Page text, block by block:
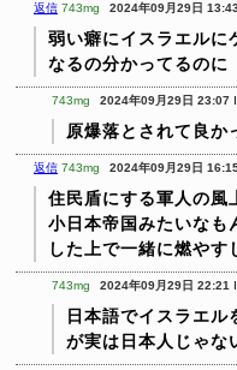
返信 743mg 2024年09月29日
弱い癖にイスラエルに
なるの分かってるのに
743mg 2024年09月29日 23:07
原爆落とされて良か
返信 743mg 2024年09月29日
住民盾にする軍人の風
小日本帝国みたいなも
した上で一緒に燃やす
743mg 2024年09月29日 22:21
日本語でイスラエ
が実は日本人じゃな